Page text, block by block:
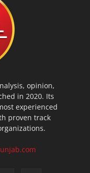
opinion,
in 2020. Its
experienced
proven track